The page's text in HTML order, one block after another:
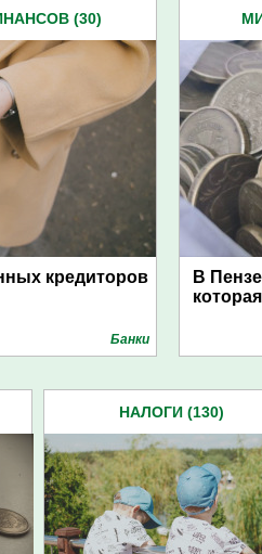
(30)
кредиторов
Банки
В
НАЛОГИ (130)